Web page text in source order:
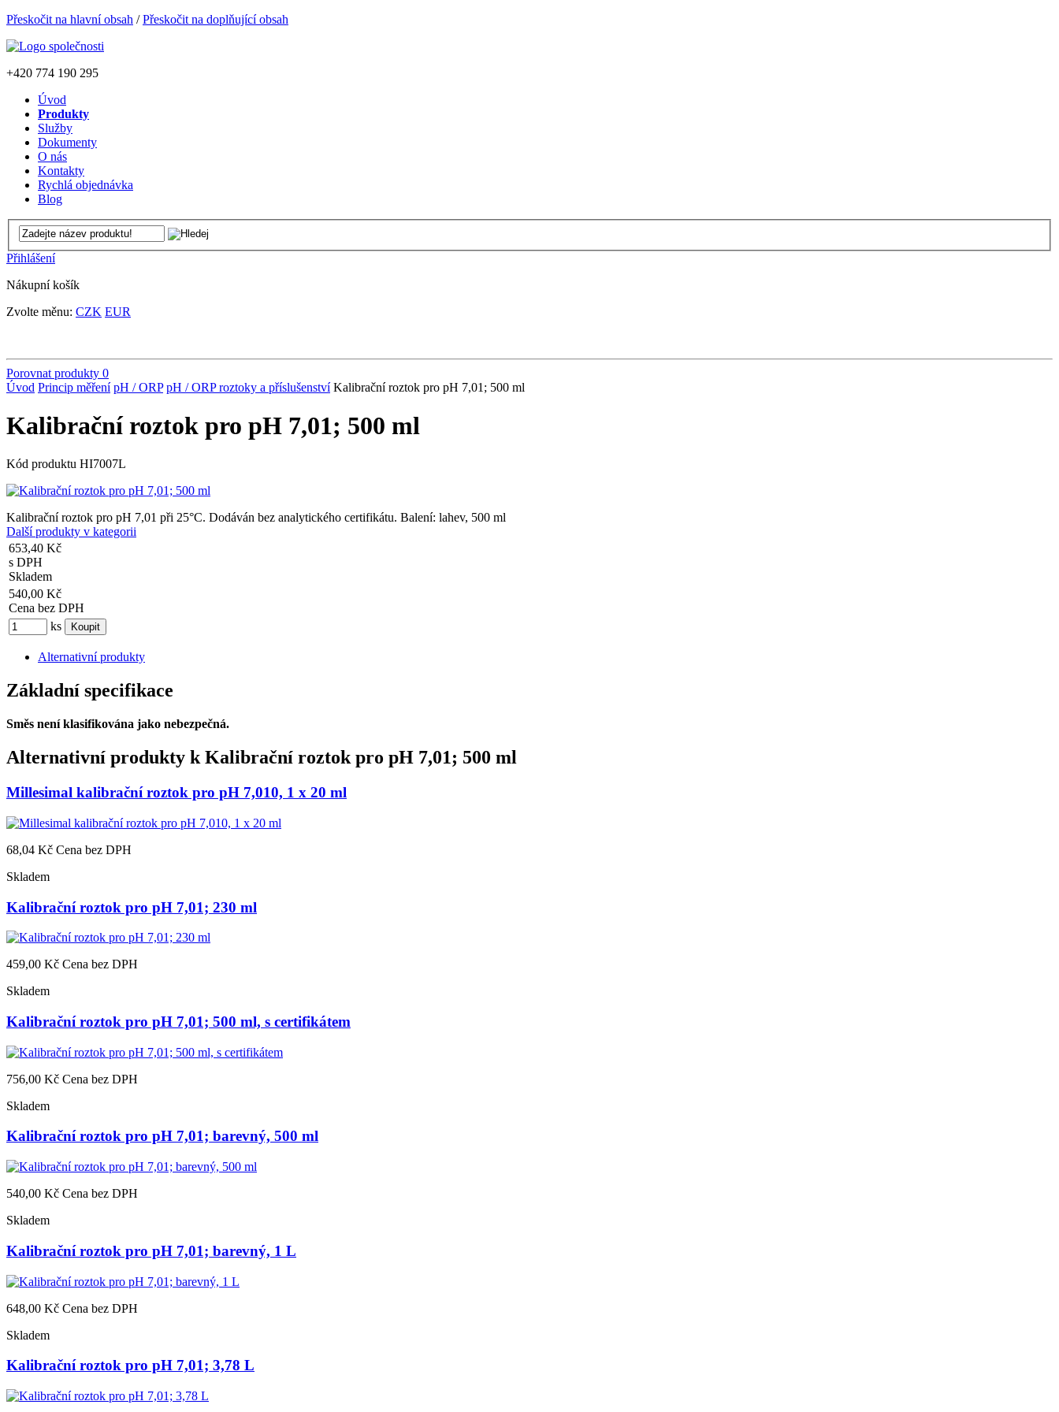
Přeskočit na hlavní obsah /Přeskočit na doplňující obsah
+420 774 190 295
Úvod
Produkty
Služby
Dokumenty
O nás
Kontakty
Rychlá objednávka
Blog
Přihlášení
Nákupní košík
Zvolte měnu: CZK EUR
Porovnat produkty 0
Úvod Princip měření pH / ORP pH / ORP roztoky a příslušenství Kalibrační roztok pro pH 7,01; 500 ml
Kalibrační roztok pro pH 7,01; 500 ml
Kód produktu HI7007L
Kalibrační roztok pro pH 7,01 při 25°C. Dodáván bez analytického certifikátu. Balení: lahev, 500 ml
Další produkty v kategorii
653,40 Kč
s DPH
Skladem
540,00 Kč
Cena bez DPH
ks
Alternativní produkty
Základní specifikace
Směs není klasifikována jako nebezpečná.
Alternativní produkty k Kalibrační roztok pro pH 7,01; 500 ml
Millesimal kalibrační roztok pro pH 7,010, 1 x 20 ml
68,04 Kč Cena bez DPH
Skladem
Kalibrační roztok pro pH 7,01; 230 ml
459,00 Kč Cena bez DPH
Skladem
Kalibrační roztok pro pH 7,01; 500 ml, s certifikátem
756,00 Kč Cena bez DPH
Skladem
Kalibrační roztok pro pH 7,01; barevný, 500 ml
540,00 Kč Cena bez DPH
Skladem
Kalibrační roztok pro pH 7,01; barevný, 1 L
648,00 Kč Cena bez DPH
Skladem
Kalibrační roztok pro pH 7,01; 3,78 L